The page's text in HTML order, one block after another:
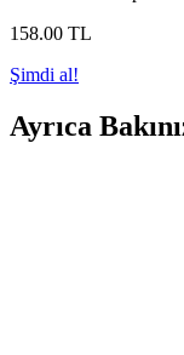
158.00 TL
Şimdi al!
Ayrıca
Fullsound 1420, 13